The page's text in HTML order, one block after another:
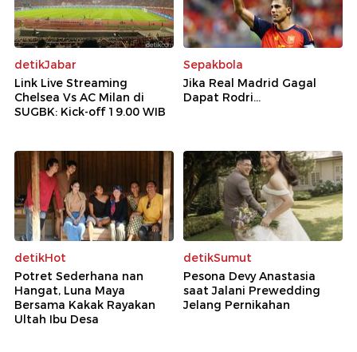
detikJabar
Link Live Streaming
Chelsea Vs AC Milan di
SUGBK: Kick-off 19.00 WIB
Sepakbola
Jika Real Madrid Gagal
Dapat Rodri...
detikHot
Potret Sederhana nan
Hangat, Luna Maya
Bersama Kakak Rayakan
Ultah Ibu Desa
detikSumut
Pesona Devy Anastasia
saat Jalani Prewedding
Jelang Pernikahan